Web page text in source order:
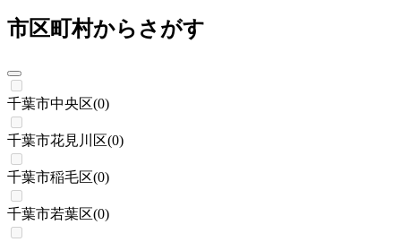
市区町村からさがす
千葉市中央区(0)
千葉市花見川区(0)
千葉市稲毛区(0)
千葉市若葉区(0)